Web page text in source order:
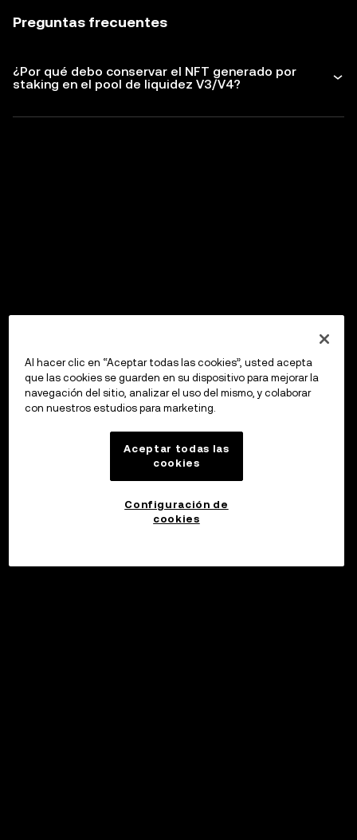
Preguntas frecuentes
¿Por qué debo conservar el NFT generado por
staking en el pool de liquidez V3/V4?
Al hacer clic en “Aceptar todas las cookies”, usted acepta
que las cookies se guarden en su dispositivo para mejorar la
navegación del sitio, analizar el uso del mismo, y colaborar
con nuestros estudios para marketing.
Aceptar todas las
cookies
Configuración de
cookies